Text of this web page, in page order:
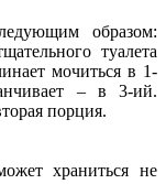
образом:
туалета
мочиться в 1-
– в 3-ий.
порция.
храниться не